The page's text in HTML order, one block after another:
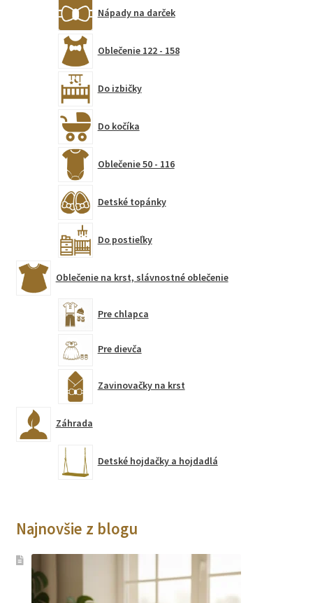
Nápady na darček
Oblečenie 122 - 158
Do izbičky
Do kočíka
Oblečenie 50 - 116
Detské topánky
Do postieľky
Oblečenie na krst, slávnostné oblečenie
Pre chlapca
Pre dievča
Zavinovačky na krst
Záhrada
Detské hojdačky a hojdadlá
Najnovšie z blogu